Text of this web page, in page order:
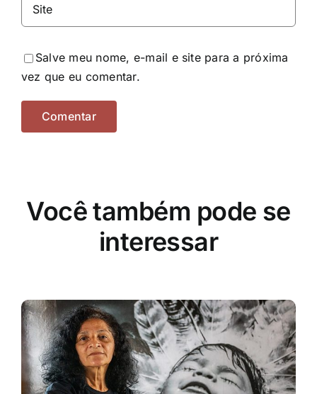
Salve meu nome, e-mail e site para a próxima
vez que eu comentar.
Você também pode se
interessar